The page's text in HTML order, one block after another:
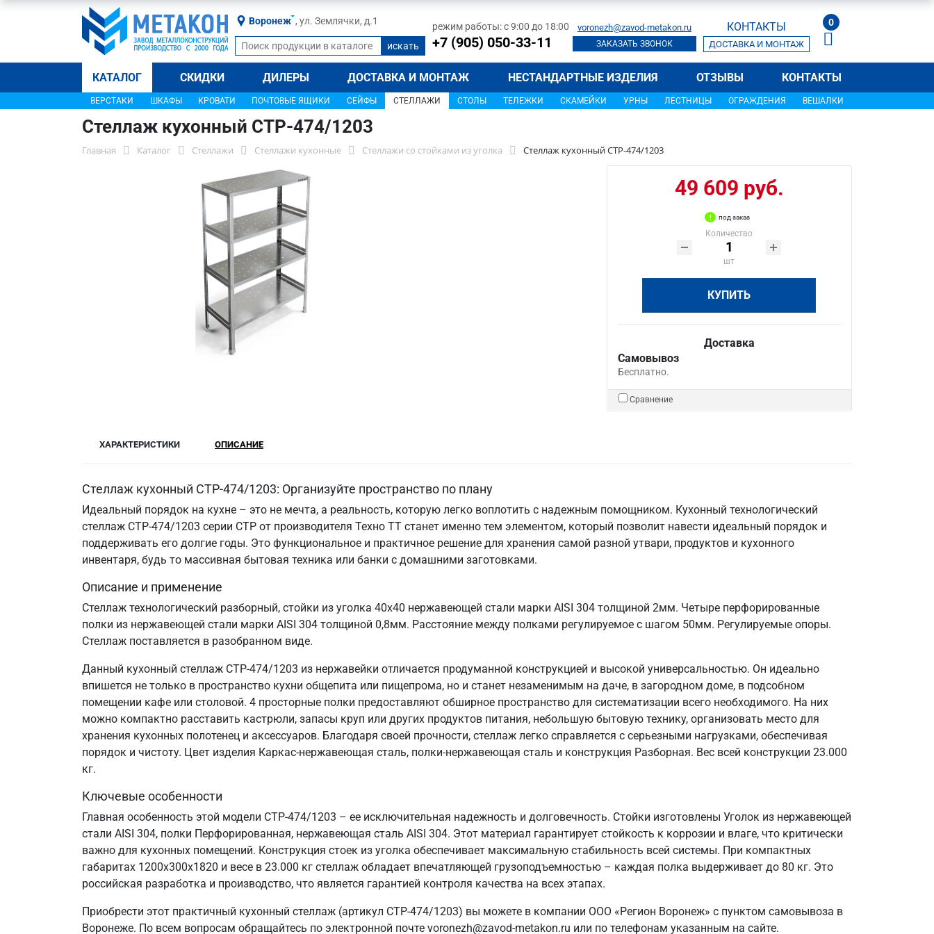
Воронеж , ул. Землячки, д.1 режим работы: с 9:00 до 18:00
+7 (905) 050-33-11
voronezh@zavod-metakon.ru
ЗАКАЗАТЬ ЗВОНОК
КОНТАКТЫ
ДОСТАВКА И МОНТАЖ
0
КАТАЛОГ СКИДКИ ДИЛЕРЫ ДОСТАВКА И МОНТАЖ НЕСТАНДАРТНЫЕ ИЗДЕЛИЯ ОТЗЫВЫ КОНТАКТЫ
ВЕРСТАКИ ШКАФЫ КРОВАТИ ПОЧТОВЫЕ ЯЩИКИ СЕЙФЫ СТЕЛЛАЖИ СТОЛЫ ТЕЛЕЖКИ СКАМЕЙКИ УРНЫ ЛЕСТНИЦЫ ОГРАЖДЕНИЯ ВЕШАЛКИ
Стеллаж кухонный СТР-474/1203
Главная Каталог Стеллажи Стеллажи кухонные Стеллажи со стойками из уголка Стеллаж кухонный СТР-474/1203
49 609 руб.
под заказ
Количество
шт
КУПИТЬ
Доставка
Самовывоз
Бесплатно.
Сравнение
ХАРАКТЕРИСТИКИ ОПИСАНИЕ
Стеллаж кухонный СТР-474/1203: Организуйте пространство по плану
Идеальный порядок на кухне – это не мечта, а реальность, которую легко воплотить с надежным помощником. Кухонный технологический
стеллаж СТР-474/1203 серии СТР от производителя Техно ТТ станет именно тем элементом, который позволит навести идеальный порядок и
поддерживать его долгие годы. Это функциональное и практичное решение для хранения самой разной утвари, продуктов и кухонного
инвентаря, будь то массивная бытовая техника или банки с домашними заготовками.
Описание и применение
Стеллаж технологический разборный, стойки из уголка 40х40 нержавеющей стали марки AISI 304 толщиной 2мм. Четыре перфорированные
полки из нержавеющей стали марки AISI 304 толщиной 0,8мм. Расстояние между полками регулируемое с шагом 50мм. Регулируемые опоры.
Стеллаж поставляется в разобранном виде.
Данный кухонный стеллаж СТР-474/1203 из нержавейки отличается продуманной конструкцией и высокой универсальностью. Он идеально
впишется не только в пространство кухни общепита или пищепрома, но и станет незаменимым на даче, в загородном доме, в подсобном
помещении кафе или столовой. 4 просторные полки предоставляют обширное пространство для систематизации всего необходимого. На них
можно компактно расставить кастрюли, запасы круп или других продуктов питания, небольшую бытовую технику, организовать место для
хранения кухонных полотенец и аксессуаров. Благодаря своей прочности, стеллаж легко справляется с серьезными нагрузками, обеспечивая
порядок и чистоту. Цвет изделия Каркас-нержавеющая сталь, полки-нержавеющая сталь и конструкция Разборная. Вес всей конструкции 23.000
кг.
Ключевые особенности
Главная особенность этой модели СТР-474/1203 – ее исключительная надежность и долговечность. Стойки изготовлены Уголок из нержавеющей
стали AISI 304, полки Перфорированная, нержавеющая сталь AISI 304. Этот материал гарантирует стойкость к коррозии и влаге, что критически
важно для кухонных помещений. Конструкция стоек из уголка обеспечивает максимальную стабильность всей системы. При компактных
габаритах 1200х300х1820 и весе в 23.000 кг стеллаж обладает впечатляющей грузоподъемностью – каждая полка выдерживает до 80 кг. Это
российская разработка и производство, что является гарантией контроля качества на всех этапах.
Приобрести этот практичный кухонный стеллаж (артикул СТР-474/1203) вы можете в компании ООО «Регион Воронеж» с пунктом самовывоза в
Воронеже. По всем вопросам обращайтесь по электронной почте voronezh@zavod-metakon.ru или по телефонам указанным на сайте.